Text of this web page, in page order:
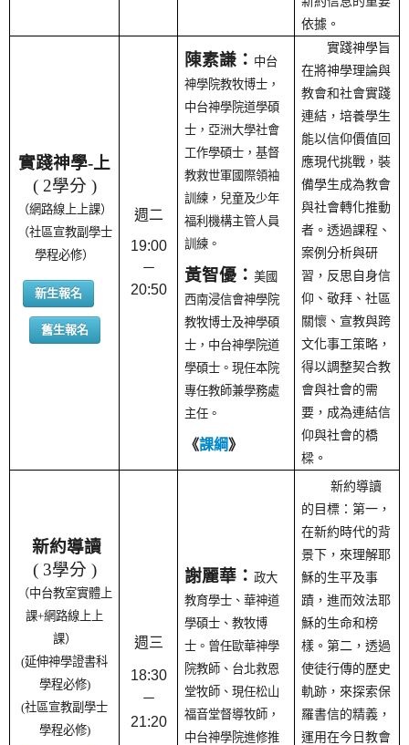
依據。
實踐神學-上
( 2學分 )
（網路線上上課）
（社區宣教副學士
學程必修）
新生報名
舊生報名
週二
19:00
－
20:50
陳素謙 ： 中台
神學院教牧博士，
中台神學院道學碩
士，亞洲大學社會
工作學碩士，基督
教救世軍國際領袖
訓練，兒童及少年
福利機構主管人員
訓練。
黃智優 ：美國
西南浸信會神學院
教牧博士及神學碩
士，中台神學院道
學碩士。現任本院
專任教師兼學務處
主任。
《課綱》
實踐神學旨
在將神學理論與
教會和社會實踐
連結，培養學生
能以信仰價值回
應現代挑戰，裝
備學生成為教會
與社會轉化推動
者。透過課程、
案例分析與研
習，反思自身信
仰、敬拜、社區
關懷、宣教與跨
文化事工策略，
得以調整契合教
會與社會的需
要，成為連結信
仰與社會的橋
樑。
新約導讀
( 3學分 )
（中台教室實體上
課+網路線上上
課）
(延伸神學證書科
學程必修)
(社區宣教副學士
學程必修)
週三
18:30
－
21:20
謝麗華：政大
教育學士、華神道
學碩士、教牧博
士。曾任歐華神學
院教師、台北救恩
堂牧師、現任松山
福音堂督導牧師，
中台神學院進修推
新約導讀
的目標：第一，
在新約時代的背
景下，來理解耶
穌的生平及事
蹟，進而效法耶
穌的生命和榜
樣。第二，透過
使徒行傳的歷史
軌跡，來探索保
羅書信的精義，
運用在今日教會